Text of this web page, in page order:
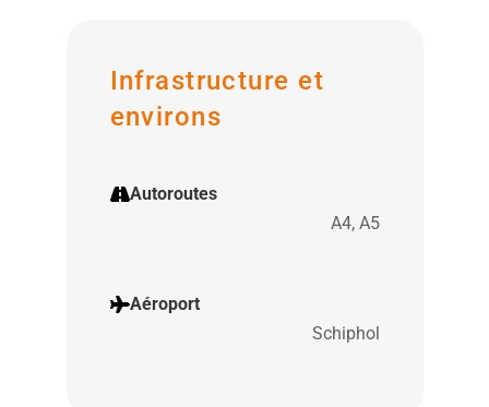
Infrastructure et
environs
Autoroutes
A4, A5
Aéroport
Schiphol